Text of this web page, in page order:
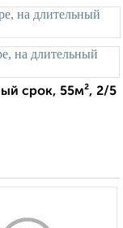
срок, 55м², 2/5